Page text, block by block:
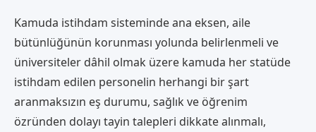
Kamuda istihdam sisteminde ana eksen, aile
bütünlüğünün korunması yolunda belirlenmeli ve
üniversiteler dâhil olmak üzere kamuda her statüde
istihdam edilen personelin herhangi bir şart
aranmaksızın eş durumu, sağlık ve öğrenim
özründen dolayı tayin talepleri dikkate alınmalı,